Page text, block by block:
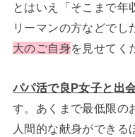
とはいえ「そこまで年
リーマンの方などでし
大のご自身を見せてく
パパ活で良P女子と出
す。あくまで最低限の
人間的な献身ができる